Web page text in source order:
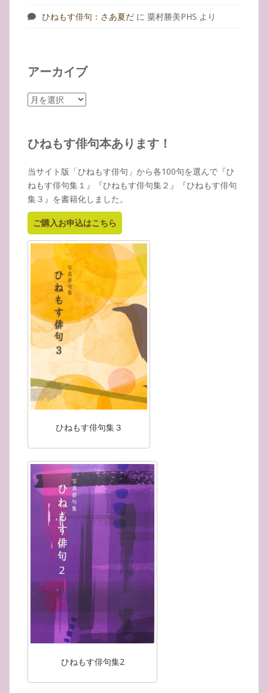
ひねもす俳句：さあ夏だ に 粟村勝美PHS より
アーカイブ
ア
イ
ひねもす俳句本あります！
当サイト版「ひねもす俳句」から各100句を選んで『ひ
ねもす俳句集１』『ひねもす俳句集２』『ひねもす俳句
集３』を書籍化しました。
ご購入お申込はこちら
ひねもす俳句集３
ひねもす俳句集2